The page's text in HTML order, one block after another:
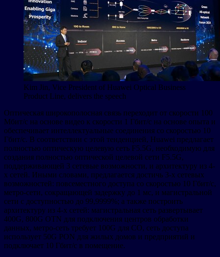
Kim Jin, Vice President of Huawei Optical Business
Product Line, delivers the speech
Оптическая широкополосная связь переходит от скорости 100
Мбит/с на основе видео к скорости 1 Гбит/с на основе опыта и
обеспечивает интеллектуальные соединения со скоростью 10
Гбит/с. В соответствии с этой тенденцией, Huawei предлагает
полностью оптическую целевую сеть F5.5G, необходимую для
создания полностью оптической целевой сети F5.5G,
поддерживающей 3 сетевые возможности, и архитектуру из 4-
х сетей. Иными словами, предлагается достичь 3-х сетевых
возможностей: повсеместного доступа со скоростью 10 Гбит/с,
метро-сети, сокращающей задержку до 1 мс, и магистральной
сети с доступностью до 99,9999%; а также построить
архитектуру из 4-х сетей: магистральная сеть развертывает
400G, 800G OTN для подключения центров обработки
данных, метро-сеть требует 100G для CO, сеть доступа
использует 50G PON для жилых домов и предприятий и
подключает 10 Гбит/с в помещение.